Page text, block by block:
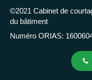
©2021 Cabinet de
du bâtiment
Numéro ORIAS: